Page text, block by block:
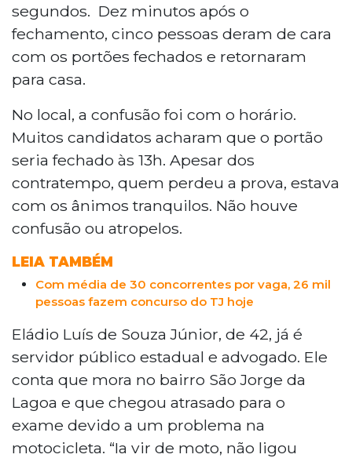
segundos. Dez minutos após o
fechamento, cinco pessoas deram de cara
com os portões fechados e retornaram
para casa.
No local, a confusão foi com o horário.
Muitos candidatos acharam que o portão
seria fechado às 13h. Apesar dos
contratempo, quem perdeu a prova, estava
com os ânimos tranquilos. Não houve
confusão ou atropelos.
LEIA TAMBÉM
Com média de 30 concorrentes por vaga, 26 mil
pessoas fazem concurso do TJ hoje
Eládio Luís de Souza Júnior, de 42, já é
servidor público estadual e advogado. Ele
conta que mora no bairro São Jorge da
Lagoa e que chegou atrasado para o
exame devido a um problema na
motocicleta. “Ia vir de moto, não ligou